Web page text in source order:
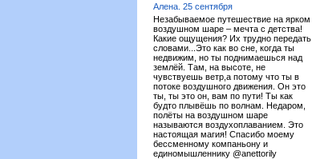
Алена. 25 сентября
Незабываемое путешествие на ярком
воздушном шаре – мечта с детства!
Какие ощущения? Их трудно передать
словами...Это как во сне, когда ты
недвижим, но ты поднимаешься над
землёй. Там, на высоте, не
чувствуешь ветр,а потому что ты в
потоке воздушного движения. Он это
ты, ты это он, вам по пути! Ты как
будто плывёшь по волнам. Недаром,
полёты на воздушном шаре
называются воздухоплаванием. Это
настоящая магия! Спасибо моему
бессменному компаньону и
единомышленнику @anettorily